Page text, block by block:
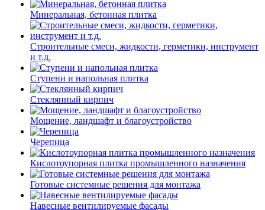
Минеральная, бетонная плитка
Строительные смеси, жидкости, герметики, инструмент
и т.д.
Ступени и напольная плитка
Cтеклянный кирпич
Мощение, ландшафт и благоустройство
Черепица
Кислотоупорная плитка промышленного назначения
Готовые системные решения для монтажа
Навесные вентилируемые фасады